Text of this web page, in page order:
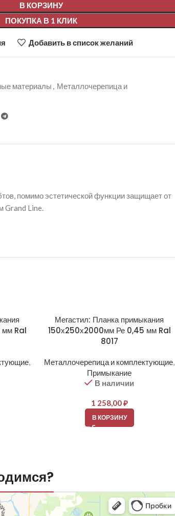
В КОРЗИНУ
ПОКУПКА В 1 КЛИК
Добавить в список желаний
материалы , Металлочерепица и
помимо эстетической функции защищает от
Grand Line.
Ral
,
Мегастил: Планка примыкания
150х250х2000мм Ре 0,45 мм Ral
8017
Металлочерепица и комплектующие,
Примыкание
В наличии
1 258,00₽
В КОРЗИНУ